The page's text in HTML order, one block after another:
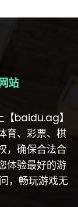
【baidu.ag】
育、彩票、棋
，确保合法合
体验最好的游
，畅玩游戏无